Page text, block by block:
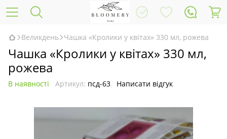
Великдень Чашка «Кролики у квітах» 330 мл, рожева
Чашка «Кролики у квітах» 330 мл,
рожева
В наявності Артикул: псд-63 Написати відгук